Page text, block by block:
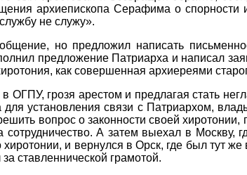
архиепископа Серафима о спорности
не служу».
но предложил написать
предложение Патриарха и написал
как совершенная архиереями
ОГПУ, грозя арестом и предлагая стать
установления связи с Патриархом,
вопрос о законности своей
А затем выехал в
и вернулся в Орск, где был тут
ставленнической грамотой.